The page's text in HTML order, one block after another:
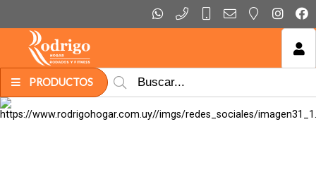
PRODUCTOS
MI COMPRA